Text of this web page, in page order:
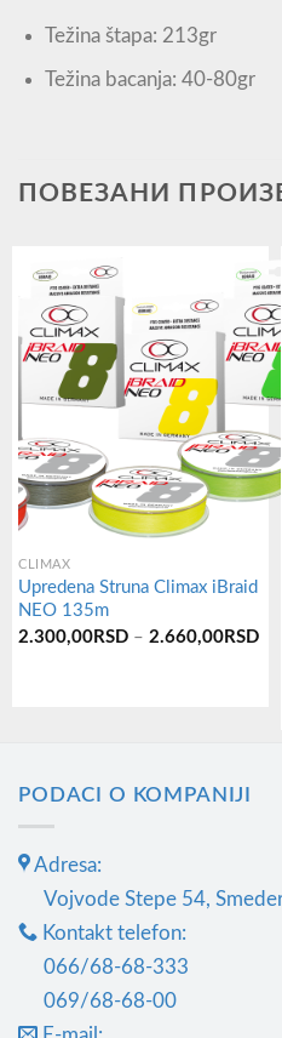
Težina štapa: 213gr
Težina bacanja: 40-80gr
ПОВЕЗАНИ
CLIMAX
Upredena Struna Climax iBraid
NEO 135m
2.300,00 RSD – 2.660,00 RSD
више
варијанти.
Опције
могу
бити
изабране
страници
PODACI O KOMPANIJI
Adresa:
Vojvode Stepe 54,
Kontakt telefon:
066/68-68-333
069/68-68-00